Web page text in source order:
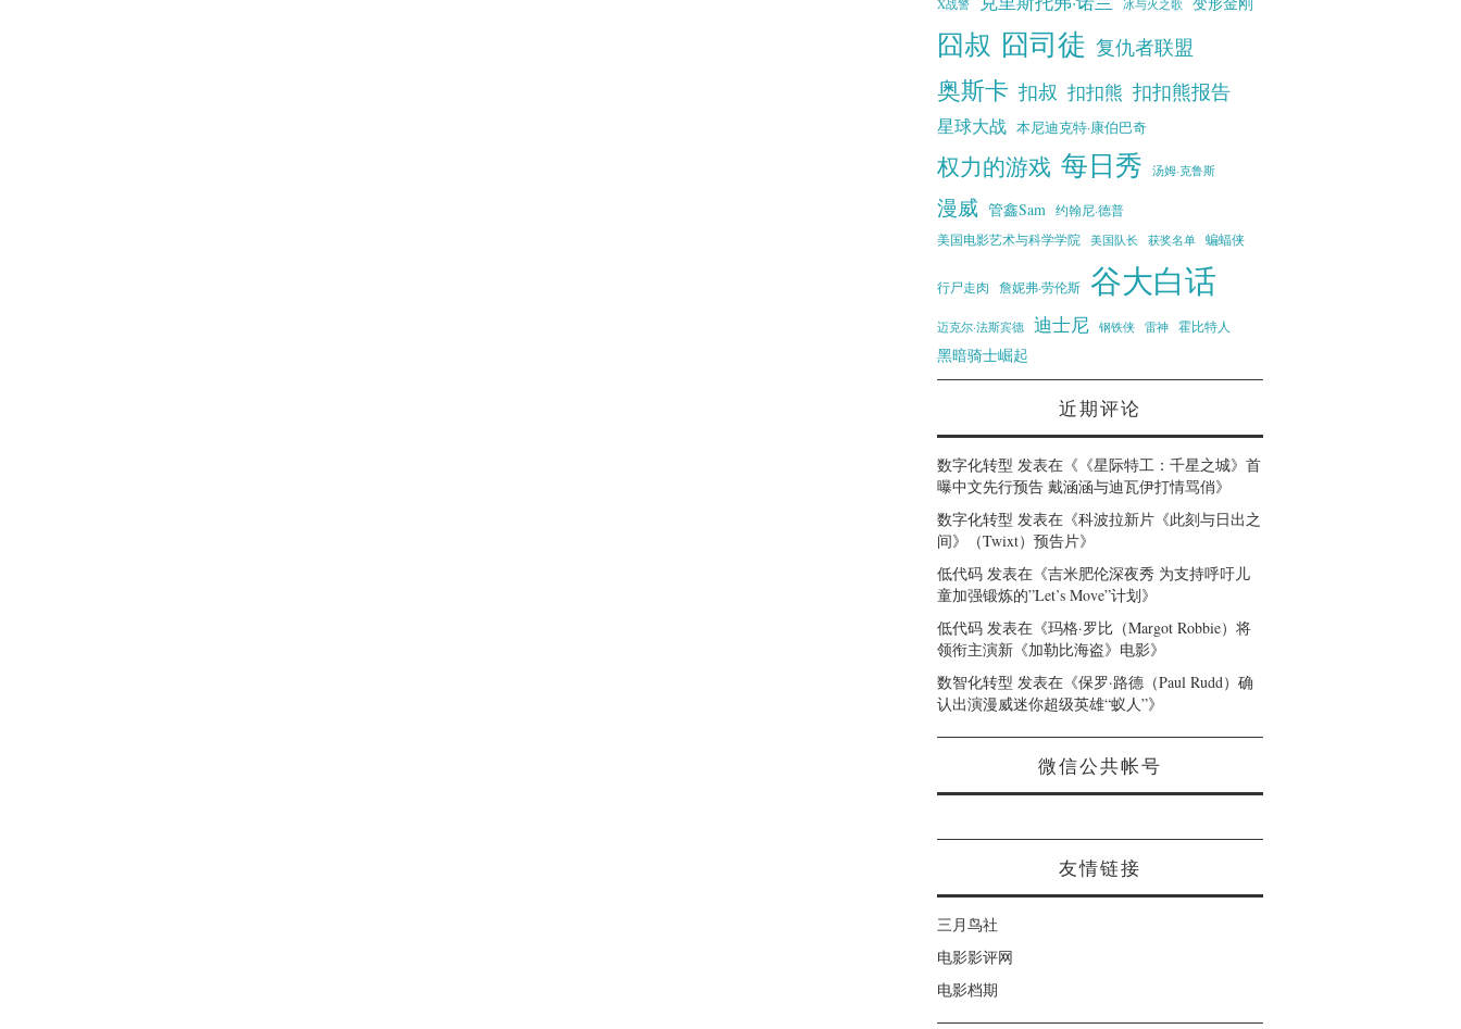
X战警 冰与火之歌
囧叔 囧司徒 复仇者联盟
奥斯卡 扣叔 扣扣熊 扣扣熊报告
星球大战 本尼迪克特·康伯巴奇
权力的游戏 每日秀 汤姆·克鲁斯
漫威 管鑫Sam 约翰尼·德普
美国电影艺术与科学学院 美国队长 获奖名单 蝙蝠侠
行尸走肉 詹妮弗·劳伦斯 谷大白话
迈克尔·法斯宾德 迪士尼 钢铁侠 雷神 霍比特人
黑暗骑士崛起
近期评论
数字化转型 发表在《 《星际特工：千星之城》首
曝中文先行预告 戴涵涵与迪瓦伊打情骂俏》
数字化转型 发表在《科波拉新片《此刻与日出之
间》（Twixt）预告片》
低代码 发表在《吉米肥伦深夜秀 为支持呼吁儿
童加强锻炼的”Let’s Move”计划》
低代码 发表在《玛格·罗比（Margot Robbie）将
领衔主演新《加勒比海盗》电影》
数智化转型 发表在《保罗·路德（Paul Rudd）确
认出演漫威迷你超级英雄“蚁人”》
微信公共帐号
友情链接
三月鸟社
电影影评网
电影档期